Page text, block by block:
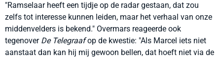
"Ramselaar heeft een tijdje op de radar gestaan, dat zou
zelfs tot interesse kunnen leiden, maar het verhaal van onze
middenvelders is bekend." Overmars reageerde ook
tegenover De Telegraafop de kwestie: "Als Marcel iets niet
aanstaat dan kan hij mij gewoon bellen, dat hoeft niet via de